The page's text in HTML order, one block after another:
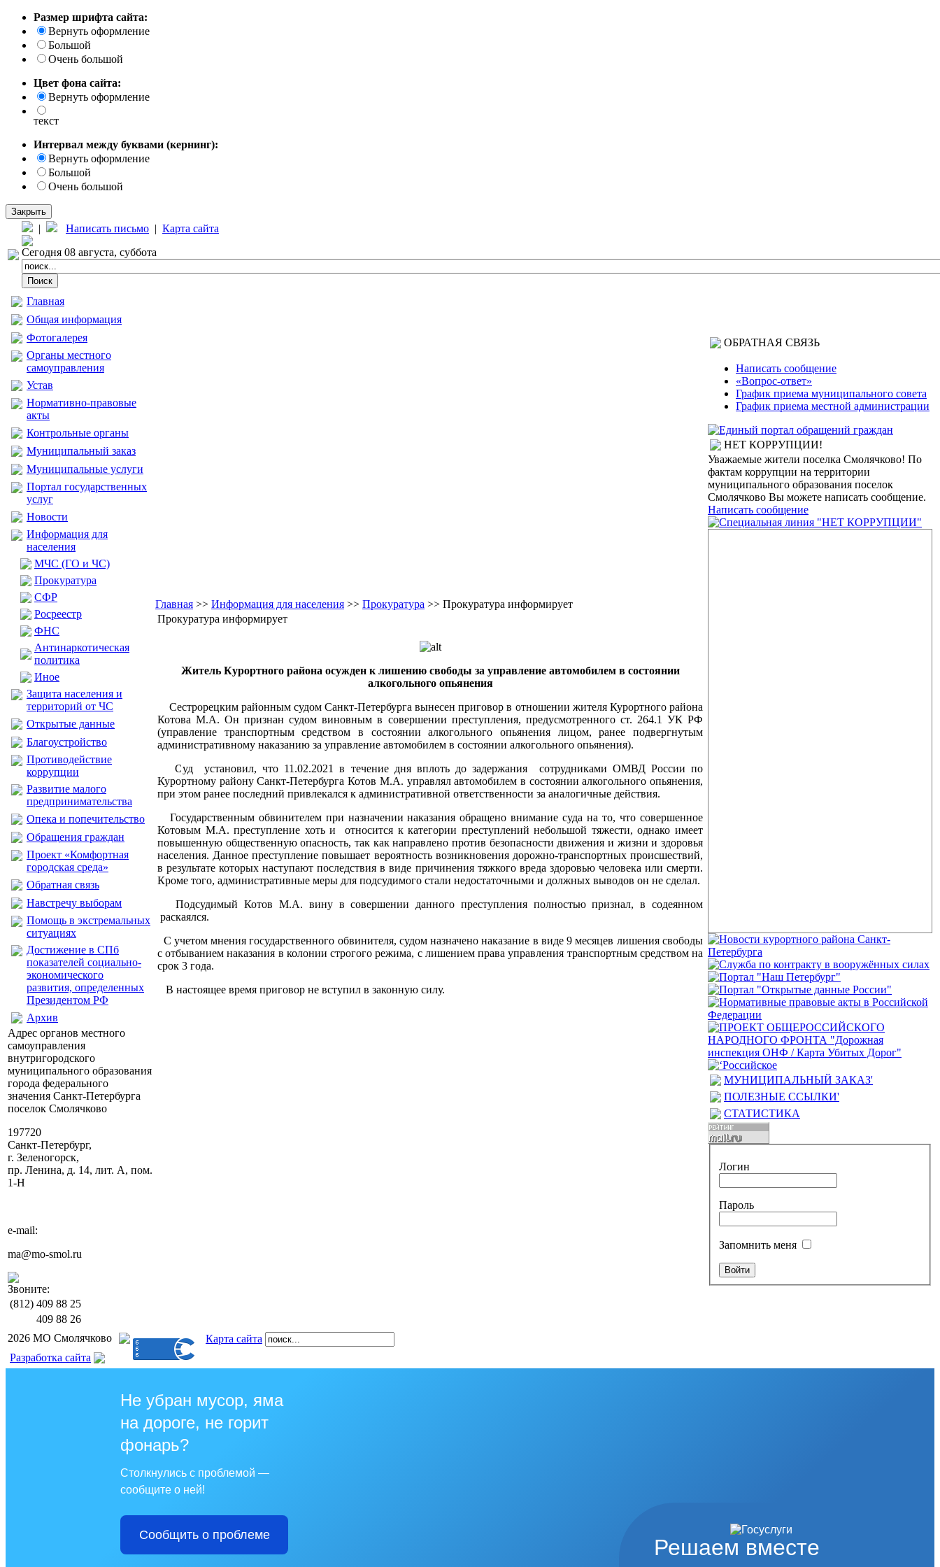
Размер шрифта сайта:
Вернуть оформление
Большой
Очень большой
Цвет фона сайта:
Вернуть оформление
текст
Интервал между буквами (кернинг):
Вернуть оформление
Большой
Очень большой
Закрыть
| Написать письмо | Карта сайта
Сегодня 08 августа, суббота
Главная
Общая информация
Фотогалерея
Органы местного
самоуправления
Устав
Нормативно-правовые
акты
Контрольные органы
Муниципальный заказ
Муниципальные услуги
Портал государственных
услуг
Новости
Информация для
населения
МЧС (ГО и ЧС)
Прокуратура
CФР
Росреестр
ФНС
Антинаркотическая
политика
Иное
Защита населения и
территорий от ЧС
Открытые данные
Благоустройство
Противодействие
коррупции
Развитие малого
предпринимательства
Опека и попечительство
Обращения граждан
Проект «Комфортная
городская среда»
Обратная связь
Навстречу выборам
Помощь в экстремальных
ситуациях
Достижение в СПб
показателей социально-
экономического
развития, определенных
Президентом РФ
Архив
Адрес органов местного
самоуправления
внутригородского
муниципального образования
города федерального
значения Санкт-Петербурга
поселок Смолячково
197720
Санкт-Петербург,
г. Зеленогорск,
пр. Ленина, д. 14, лит. А, пом.
1-Н
e-mail:
ma@mo-smol.ru
Звоните:
(812) 409 88 25
409 88 26
Главная >> Информация для населения >> Прокуратура >> Прокуратура информирует
Прокуратура информирует
Житель Курортного района осужден к лишению свободы за управление автомобилем в состоянии
алкогольного опьянения
Сестрорецким районным судом Санкт-Петербурга вынесен приговор в отношении жителя Курортного района
Котова М.А. Он признан судом виновным в совершении преступления, предусмотренного ст. 264.1 УК РФ
(управление транспортным средством в состоянии алкогольного опьянения лицом, ранее подвергнутым
административному наказанию за управление автомобилем в состоянии алкогольного опьянения).
Суд установил, что 11.02.2021 в течение дня вплоть до задержания сотрудниками ОМВД России по
Курортному району Санкт-Петербурга Котов М.А. управлял автомобилем в состоянии алкогольного опьянения,
при этом ранее последний привлекался к административной ответственности за аналогичные действия.
Государственным обвинителем при назначении наказания обращено внимание суда на то, что совершенное
Котовым М.А. преступление хоть и относится к категории преступлений небольшой тяжести, однако имеет
повышенную общественную опасность, так как направлено против безопасности движения и жизни и здоровья
населения. Данное преступление повышает вероятность возникновения дорожно-транспортных происшествий,
в результате которых наступают последствия в виде причинения тяжкого вреда здоровью человека или смерти.
Кроме того, административные меры для подсудимого стали недостаточными и должных выводов он не сделал.
Подсудимый Котов М.А. вину в совершении данного преступления полностью признал, в содеянном
раскаялся.
С учетом мнения государственного обвинителя, судом назначено наказание в виде 9 месяцев лишения свободы
с отбыванием наказания в колонии строгого режима, с лишением права управления транспортным средством на
срок 3 года.
В настоящее время приговор не вступил в законную силу.
ОБРАТНАЯ СВЯЗЬ
Написать сообщение
«Вопрос-ответ»
График приема муниципального совета
График приема местной администрации
НЕТ КОРРУПЦИИ!
Уважаемые жители поселка Смолячково! По
фактам коррупции на территории
муниципального образования поселок
Смолячково Вы можете написать сообщение.
Написать сообщение
МУНИЦИПАЛЬНЫЙ ЗАКАЗ'
ПОЛЕЗНЫЕ ССЫЛКИ'
СТАТИСТИКА
Логин
Пароль
Запомнить меня
2026 МО Смолячково
Карта сайта
Разработка сайта
Решаем вместе
Не убран мусор, яма
на дороге, не горит
фонарь?
Столкнулись с проблемой —
сообщите о ней!
Сообщить о проблеме